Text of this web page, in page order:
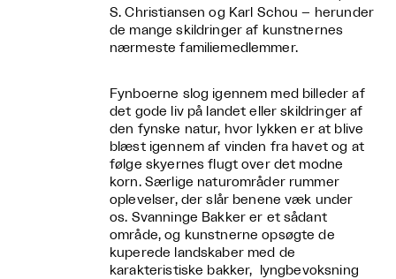
S. Christiansen og Karl Schou – herunder
de mange skildringer af kunstnernes
nærmeste familiemedlemmer.
Fynboerne slog igennem med billeder af
det gode liv på landet eller skildringer af
den fynske natur, hvor lykken er at blive
blæst igennem af vinden fra havet og at
følge skyernes flugt over det modne
korn. Særlige naturområder rummer
oplevelser, der slår benene væk under
os. Svanninge Bakker er et sådant
område, og kunstnerne opsøgte de
kuperede landskaber med de
karakteristiske bakker, lyngbevoksning